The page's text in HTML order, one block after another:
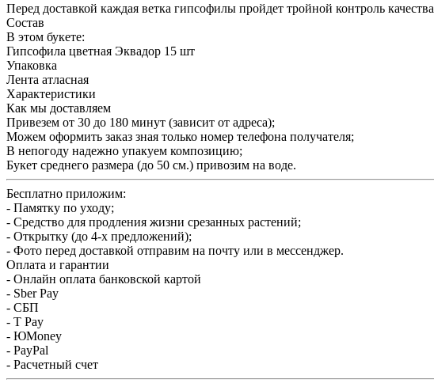
Перед доставкой каждая ветка гипсофилы пройдет тройной контроль качества
Состав
В этом букете:
Гипсофила цветная Эквадор 15 шт
Упаковка
Лента атласная
Характеристики
Как мы доставляем
Привезем от 30 до 180 минут (зависит от адреса);
Можем оформить заказ зная только номер телефона получателя;
В непогоду надежно упакуем композицию;
Букет среднего размера (до 50 см.) привозим на воде.
Бесплатно приложим:
- Памятку по уходу;
- Средство для продления жизни срезанных растений;
- Открытку (до 4-х предложений);
- Фото перед доставкой отправим на почту или в мессенджер.
Оплата и гарантии
- Онлайн оплата банковской картой
- Sber Pay
- СБП
- T Pay
- ЮMoney
- PayPal
- Расчетный счет